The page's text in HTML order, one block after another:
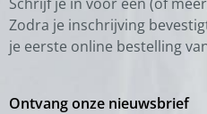
Zodra je inschrijving
je eerste online bestelling
Ontvang onze nieuwsbrief